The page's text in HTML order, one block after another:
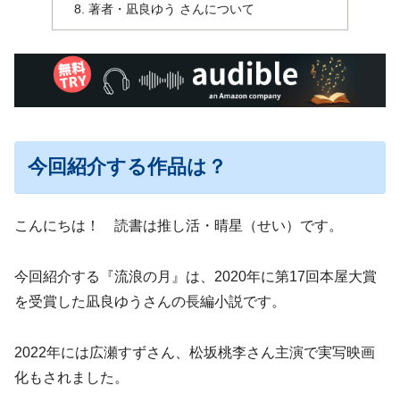
著者・凪良ゆう さんについて
今回紹介する作品は？
こんにちは！ 読書は推し活・晴星（せい）です。
今回紹介する『流浪の月』は、2020年に第17回本屋大賞
を受賞した凪良ゆうさんの長編小説です。
2022年には広瀬すずさん、松坂桃李さん主演で実写映画
化もされました。